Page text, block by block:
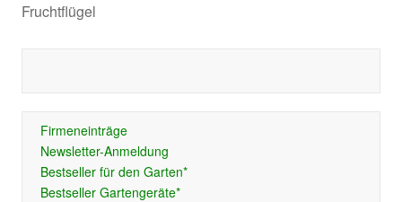
Fruchtflügel
Firmeneinträge
Newsletter-Anmeldung
Bestseller für den Garten*
Bestseller Gartengeräte*